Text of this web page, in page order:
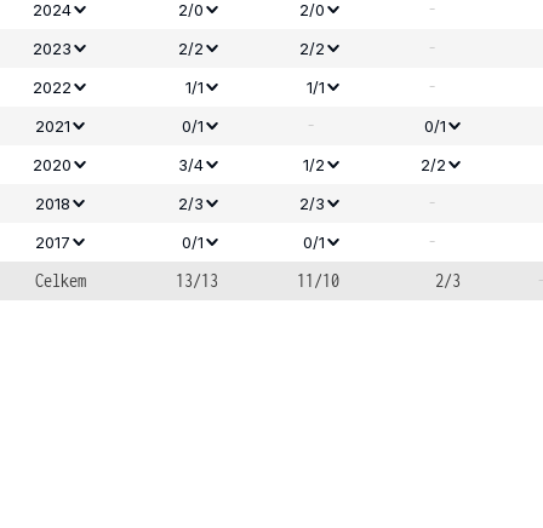
2024 2/0 2/0 -
2023 2/2 2/2 -
2022 1/1 1/1 -
2021 0/1 -
0/1
2020
3/4 1/2
2/2
2018
2/3 2/3 -
2017 0/1 0/1
-
Celkem
13/13 11/10 2/3